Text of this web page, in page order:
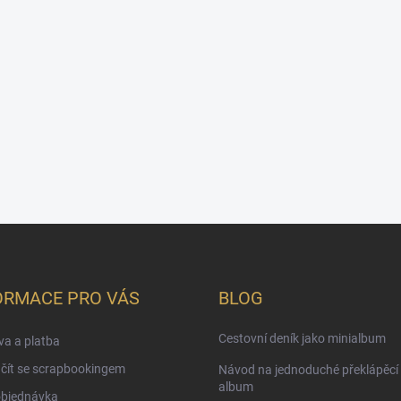
PRO VÁS
a platba
se scrapbookingem
BLOG
Cestovní deník jako minialbum
Návod na jednoduché překlápěcí
album